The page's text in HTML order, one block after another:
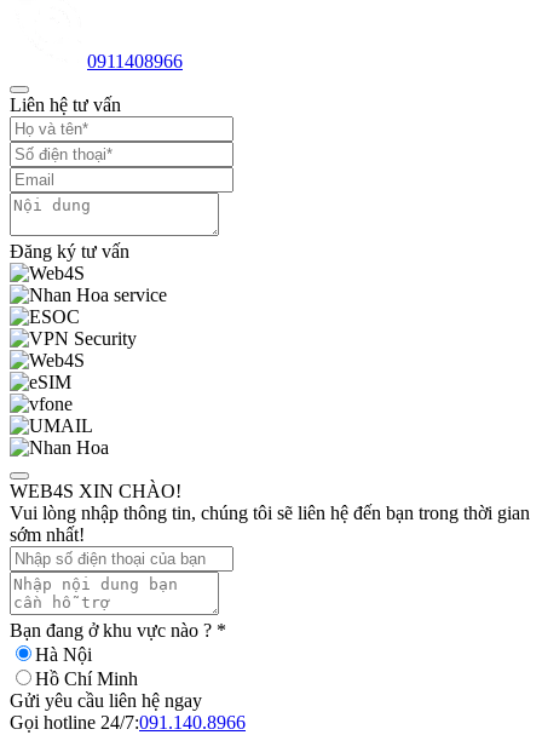
0911408966
Liên hệ tư vấn
Đăng ký tư vấn
WEB4S XIN CHÀO!
Vui lòng nhập thông tin, chúng tôi sẽ liên hệ đến bạn trong thời gian
sớm nhất!
Bạn đang ở khu vực nào ? *
Hà Nội
Hồ Chí Minh
Gửi yêu cầu liên hệ ngay
Gọi hotline 24/7:091.140.8966